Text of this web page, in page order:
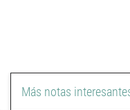
Más notas